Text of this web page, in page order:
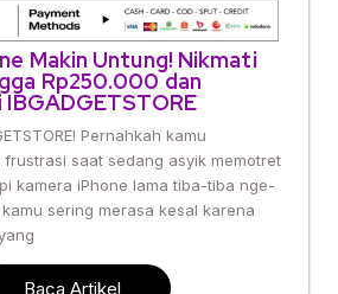
Makin Untung! Nikmati
Rp250.000 dan
Pernahkah kamu
frustrasi saat sedang asyik memotret
kamera iPhone lama tiba-tiba nge-
sering merasa kesal karena
Baca Artikel